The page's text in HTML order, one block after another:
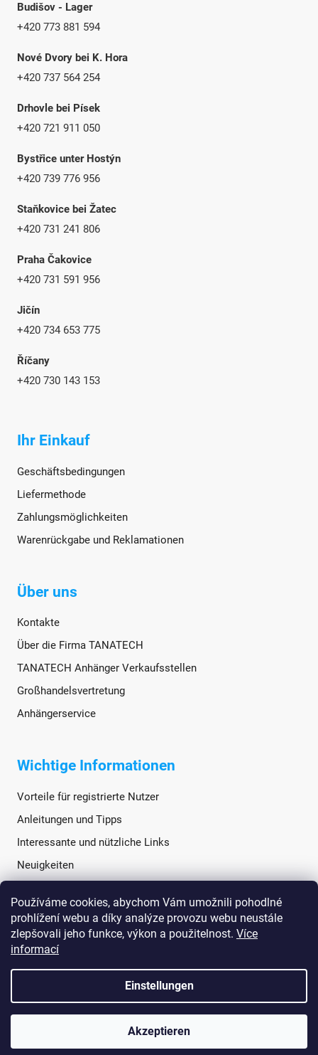
Používáme cookies, abychom Vám umožnili pohodlné
prohlížení webu a díky analýze provozu webu neustále
zlepšovali jeho funkce, výkon a použitelnost. Více
informací
Einstellungen
Akzeptieren
Budišov - Lager
+420 773 881 594
Nové Dvory bei K. Hora
+420 737 564 254
Drhovle bei Písek
+420 721 911 050
Bystřice unter Hostýn
+420 739 776 956
Staňkovice bei Žatec
+420 731 241 806
Praha Čakovice
+420 731 591 956
Jičín
+420 734 653 775
Říčany
+420 730 143 153
Ihr Einkauf
Geschäftsbedingungen
Liefermethode
Zahlungsmöglichkeiten
Warenrückgabe und Reklamationen
Über uns
Kontakte
Über die Firma TANATECH
TANATECH Anhänger Verkaufsstellen
Großhandelsvertretung
Anhängerservice
Wichtige Informationen
Vorteile für registrierte Nutzer
Anleitungen und Tipps
Interessante und nützliche Links
Neuigkeiten
Soziale Netzwerke
Erstellt von Shoptet
Copyright 2026TANATECH.cz. Alle Rechte vorbehalten.